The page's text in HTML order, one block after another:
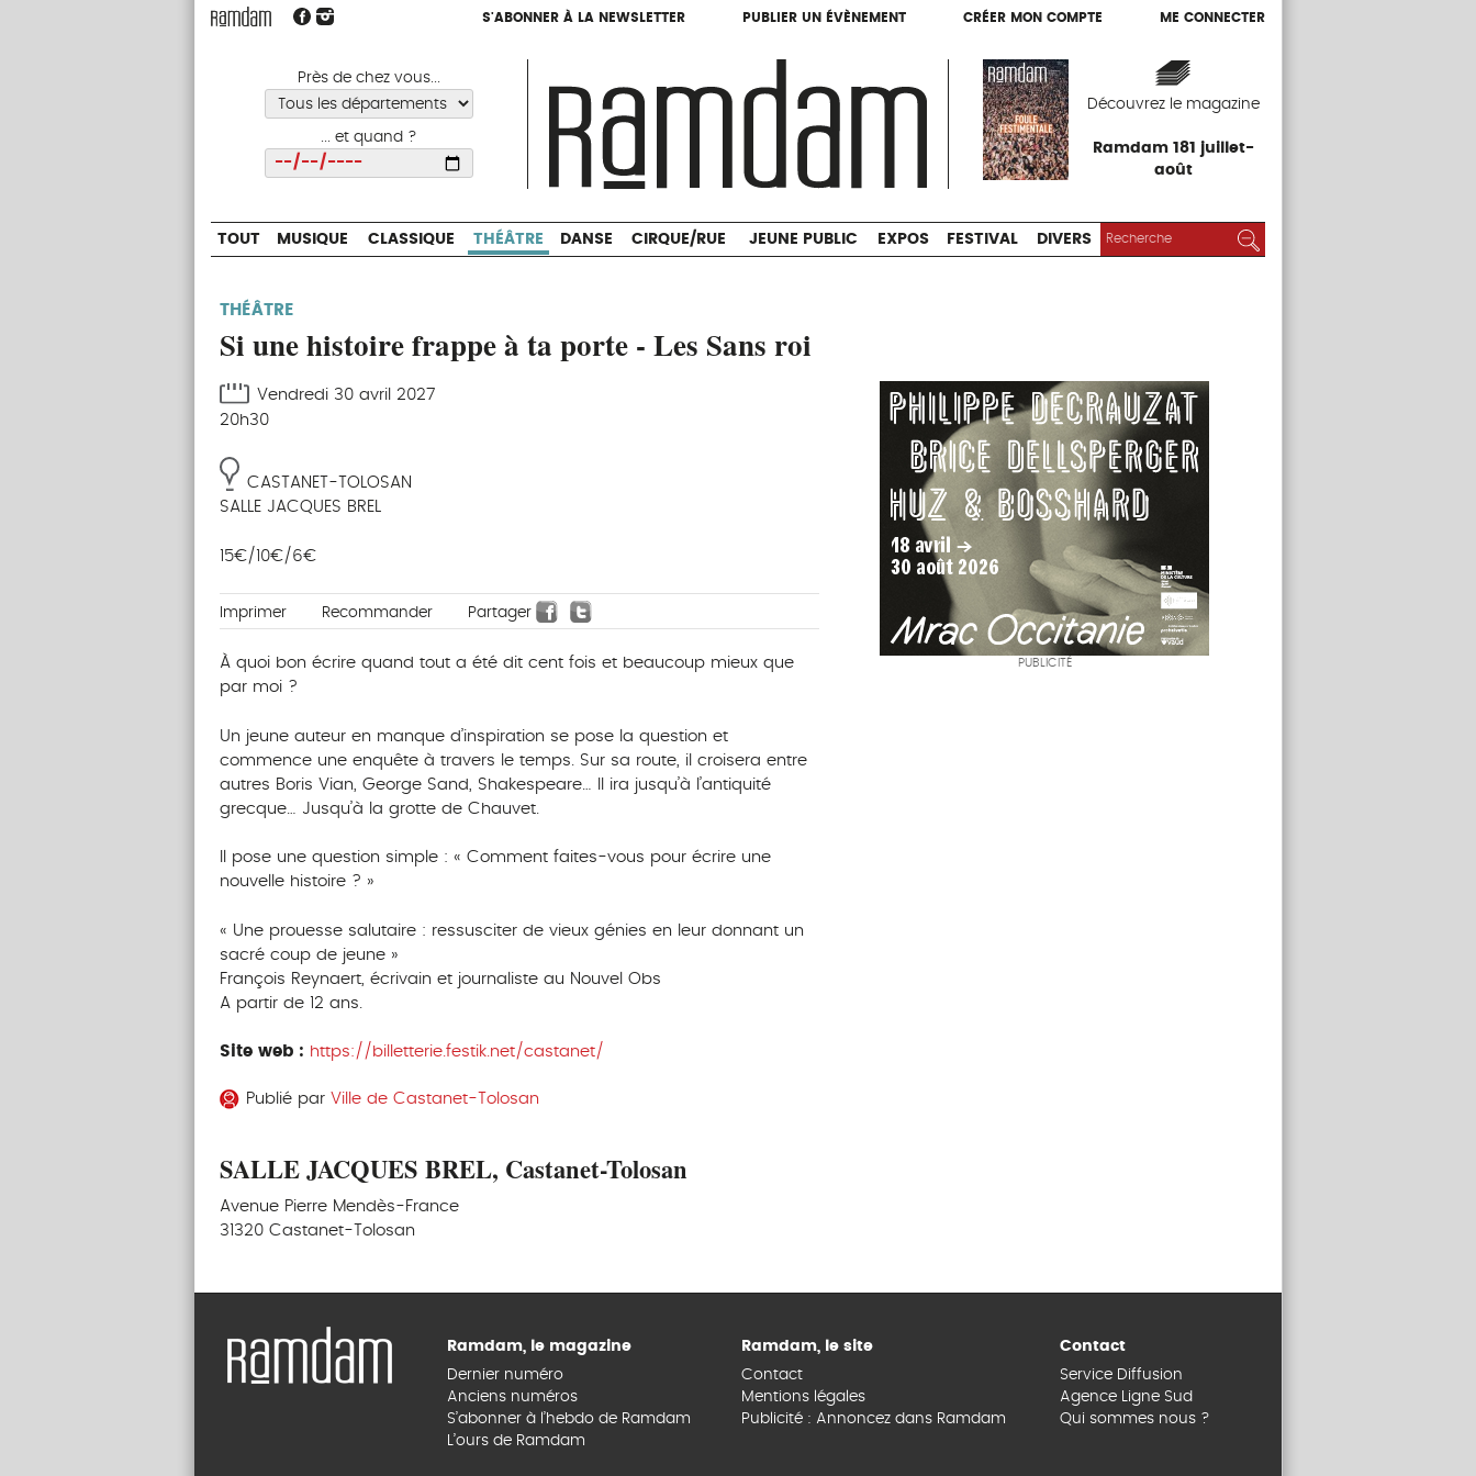
S'ABONNER À LA NEWSLETTER PUBLIER UN ÉVÈNEMENT CRÉER MON COMPTE ME CONNECTER
Près de chez vous...
... et quand ?
Découvrez le magazine
Ramdam 181 juillet-
août
S'ABONNER À LA NEWSLETTER PUBLIER UN ÉVÈNEMENT CRÉER MON COMPTE ME CONNECTER
CIRQUE/RUE JEUNE PUBLIC EXPOS
TOUT MUSIQUE CLASSIQUE THÉÂTRE DANSE CIRQUE/RUE JEUNE PUBLIC EXPOS FESTIVAL DIVERS RECHERCHER :
THÉÂTRE
Si une histoire frappe à ta porte - Les Sans roi
Vendredi 30 avril 2027
20h30
CASTANET-TOLOSAN
SALLE JACQUES BREL
15€/10€/6€
Imprimer Recommander Partager
À quoi bon écrire quand tout a été dit cent fois et beaucoup mieux que
par moi ?
Un jeune auteur en manque d’inspiration se pose la question et
commence une enquête à travers le temps. Sur sa route, il croisera entre
autres Boris Vian, George Sand, Shakespeare… Il ira jusqu’à l’antiquité
grecque… Jusqu’à la grotte de Chauvet.
Il pose une question simple : « Comment faites-vous pour écrire une
nouvelle histoire ? »
« Une prouesse salutaire : ressusciter de vieux génies en leur donnant un
sacré coup de jeune »
François Reynaert, écrivain et journaliste au Nouvel Obs
A partir de 12 ans.
Site web : https://billetterie.festik.net/castanet/
Publié par Ville de Castanet-Tolosan
SALLE JACQUES BREL, Castanet-Tolosan
Avenue Pierre Mendès-France
31320 Castanet-Tolosan
PUBLICITÉ
Ramdam, le magazine
Dernier numéro
Anciens numéros
S’abonner à l’hebdo de Ramdam
L’ours de Ramdam
Ramdam, le site
Contact
Mentions légales
Publicité : Annoncez dans Ramdam
Contact
Service Diffusion
Agence Ligne Sud
Qui sommes nous ?